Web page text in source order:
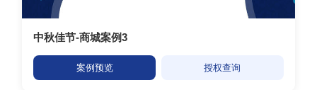
中秋佳节-商城案例3
案例预览 授权查询